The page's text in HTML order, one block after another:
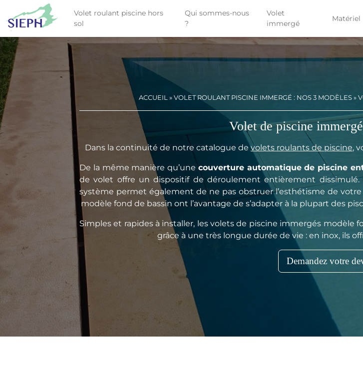
Volet roulant piscine hors
sol
Qui sommes-nous
?
Volet
immergé
Matériel
ACCUEIL» VOLET ROULANT PISCINE IMMERGÉ : NOS 3 MODÈLES»
Volet de piscine
Dans la continuité de notre catalogue devolets roulants de piscine,
De la même manière qu’une couverture automatique de piscine
de volet offre un dispositif de déroulement entièrement
système permet également de ne pas obstruer l’esthétisme de
modèle fond de bassin ont l’avantage de s’adapter à la plupart des
Simples et rapides à installer, les volets de piscine immergés
grâce à une très longue durée de vie : en inox, ils
Demandez votre